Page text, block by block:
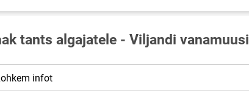
tants algajatele - Viljandi
infot